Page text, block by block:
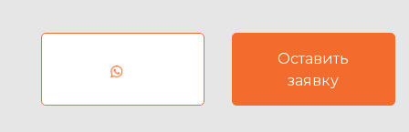
Оставить
заявку